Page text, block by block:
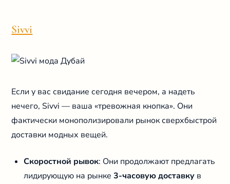
Sivvi
Если у вас свидание сегодня вечером, а надеть
нечего, Sivvi — ваша «тревожная кнопка». Они
фактически монополизировали рынок сверхбыстрой
доставки модных вещей.
Скоростной рывок: Они продолжают предлагать
лидирующую на рынке3-часовую доставку в